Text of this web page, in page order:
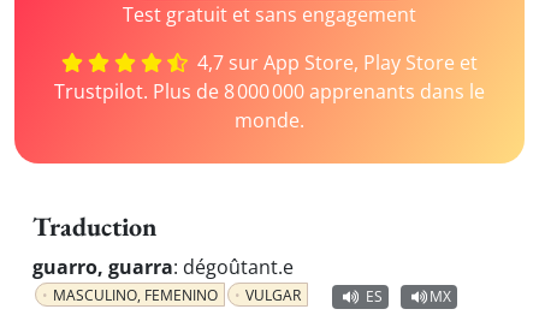
Test gratuit et sans engagement
4,7 sur App Store, Play Store et
Trustpilot. Plus de 8 000 000 apprenants dans le
monde.
Traduction
guarro, guarra: dégoûtant.e
MASCULINO, FEMENINO VULGAR ES MX